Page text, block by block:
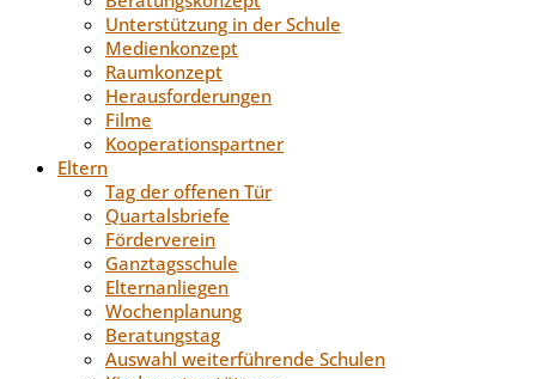
Unterstützung in der Schule
Medienkonzept
Raumkonzept
Herausforderungen
Filme
Kooperationspartner
Eltern
Tag der offenen Tür
Quartalsbriefe
Förderverein
Ganztagsschule
Elternanliegen
Wochenplanung
Beratungstag
Auswahl weiterführende Schulen